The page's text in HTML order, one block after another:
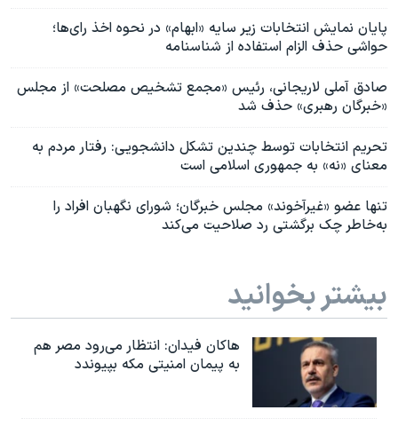
پایان نمایش انتخابات زیر سایه «ابهام» در نحوه اخذ رای‌ها؛
حواشی حذف الزام استفاده از شناسنامه
صادق آملی لاریجانی، رئیس «مجمع تشخیص مصلحت» از مجلس
«خبرگان رهبری» حذف شد
تحریم انتخابات توسط چندین تشکل‌ دانشجویی: رفتار مردم به
معنای «نه» به جمهوری اسلامی است
تنها عضو «غیرآخوند» مجلس خبرگان؛ شورای نگهبان افراد را
به‌خاطر چک برگشتی رد صلاحیت می‌کند
بیشتر بخوانید
هاکان فیدان: انتظار می‌رود مصر هم
به پیمان امنیتی مکه بپیوندد